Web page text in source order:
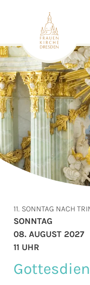
11. SONNTAG NACH
SONNTAG
08. AUGUST 2027
11 UHR